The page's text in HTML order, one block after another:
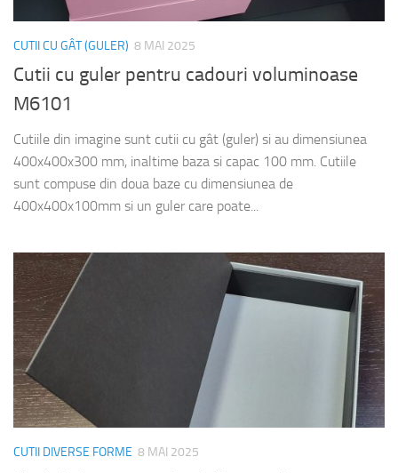
CUTII CU GÂT (GULER) 8 MAI 2025
Cutii cu guler pentru cadouri voluminoase
M6101
Cutiile din imagine sunt cutii cu gât (guler) si au dimensiunea
400x400x300 mm, inaltime baza si capac 100 mm. Cutiile
sunt compuse din doua baze cu dimensiunea de
400x400x100mm si un guler care poate...
CUTII DIVERSE FORME 8 MAI 2025